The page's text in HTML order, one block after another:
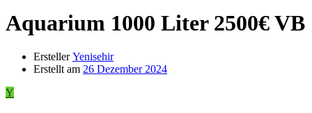
Aquarium 1000 Liter 2500€ VB
Ersteller Yenisehir
Erstellt am 26 Dezember 2024
Y